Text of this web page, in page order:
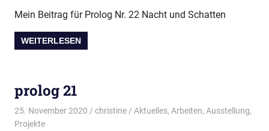
Mein Beitrag für Prolog Nr. 22 Nacht und Schatten
WEITERLESEN
prolog 21
25. November 2020 christine Aktuelles, Arbeiten, Ausstellung,
Projekte